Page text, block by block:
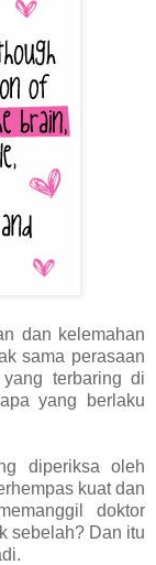
dan kelemahan
sama perasaan
terbaring di
yang berlaku
diperiksa oleh
kuat dan
doktor
sebelah? Dan itu